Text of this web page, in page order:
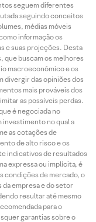
seguem diferentes
seguindo conceitos
médias móveis
informação os
e suas projeções. Desta
que buscam os melhores
macroeconômico e os
divergir das opiniões dos
mais prováveis dos
as possíveis perdas.
é negociada no
investimento no qual a
as cotações de
de alto risco e os
indicativos de resultados
expressa ou implícita, é
condições de mercado, o
empresa e do setor
resultar até mesmo
para o
garantias sobre o